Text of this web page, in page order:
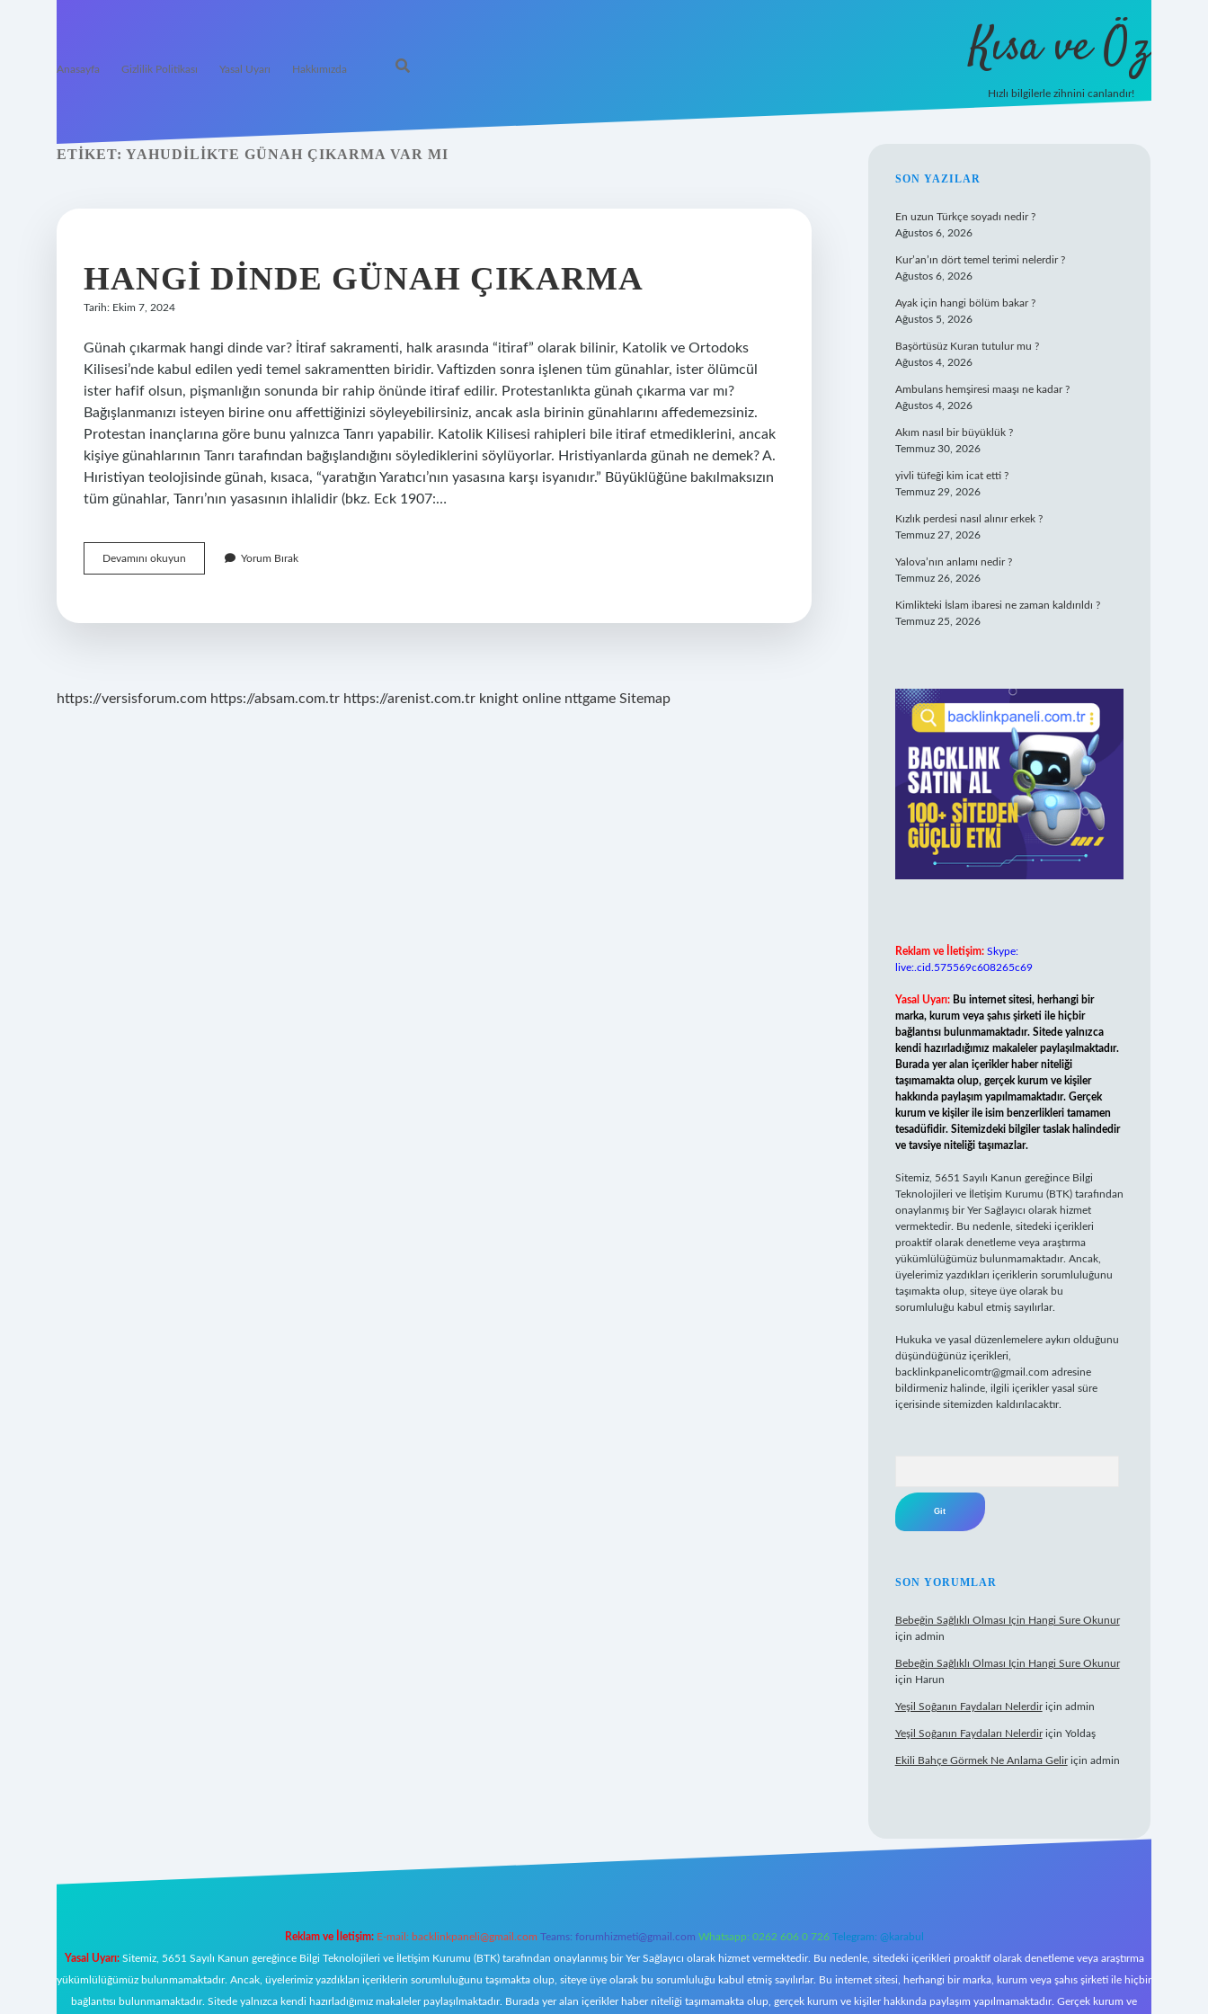
Anasayfa Gizlilik Politikası Yasal Uyarı Hakkımızda Kısa ve Öz
Hızlı bilgilerle zihnini canlandır!
ETIKET: YAHUDILIKTE GÜNAH ÇIKARMA VAR MI
HANGI DINDE GÜNAH ÇIKARMA
Tarih: Ekim 7, 2024
Günah çıkarmak hangi dinde var? İtiraf sakramenti, halk arasında “itiraf” olarak bilinir, Katolik ve Ortodoks
Kilisesi’nde kabul edilen yedi temel sakramentten biridir. Vaftizden sonra işlenen tüm günahlar, ister ölümcül
ister hafif olsun, pişmanlığın sonunda bir rahip önünde itiraf edilir. Protestanlıkta günah çıkarma var mı?
Bağışlanmanızı isteyen birine onu affettiğinizi söyleyebilirsiniz, ancak asla birinin günahlarını affedemezsiniz.
Protestan inançlarına göre bunu yalnızca Tanrı yapabilir. Katolik Kilisesi rahipleri bile itiraf etmediklerini, ancak
kişiye günahlarının Tanrı tarafından bağışlandığını söylediklerini söylüyorlar. Hristiyanlarda günah ne demek? A.
Hıristiyan teolojisinde günah, kısaca, “yaratığın Yaratıcı’nın yasasına karşı isyanıdır.” Büyüklüğüne bakılmaksızın
tüm günahlar, Tanrı’nın yasasının ihlalidir (bkz. Eck 1907:…
Devamını okuyun
Dinde
Yorum Bırak
https://versisforum.com https://absam.com.tr https://arenist.com.tr knight online nttgame Sitemap
SIDEBAR
SON YAZILAR
En uzun Türkçe soyadı nedir ?
Ağustos 6, 2026
Kur’an’ın dört temel terimi nelerdir ?
Ağustos 6, 2026
Ayak için hangi bölüm bakar ?
Ağustos 5, 2026
Başörtüsüz Kuran tutulur mu ?
Ağustos 4, 2026
Ambulans hemşiresi maaşı ne kadar ?
Ağustos 4, 2026
Akım nasıl bir büyüklük ?
Temmuz 30, 2026
yivli tüfeği kim icat etti ?
Temmuz 29, 2026
Kızlık perdesi nasıl alınır erkek ?
Temmuz 27, 2026
Yalova’nın anlamı nedir ?
Temmuz 26, 2026
Kimlikteki İslam ibaresi ne zaman kaldırıldı ?
Temmuz 25, 2026
Reklam ve İletişim: Skype:
live:.cid.575569c608265c69
Yasal Uyarı: Bu internet sitesi, herhangi bir
marka, kurum veya şahıs şirketi ile hiçbir
bağlantısı bulunmamaktadır. Sitede yalnızca
kendi hazırladığımız makaleler paylaşılmaktadır.
Burada yer alan içerikler haber niteliği
taşımamakta olup, gerçek kurum ve kişiler
hakkında paylaşım yapılmamaktadır. Gerçek
kurum ve kişiler ile isim benzerlikleri tamamen
tesadüfidir. Sitemizdeki bilgiler taslak halindedir
ve tavsiye niteliği taşımazlar.
Sitemiz, 5651 Sayılı Kanun gereğince Bilgi
Teknolojileri ve İletişim Kurumu (BTK) tarafından
onaylanmış bir Yer Sağlayıcı olarak hizmet
vermektedir. Bu nedenle, sitedeki içerikleri
proaktif olarak denetleme veya araştırma
yükümlülüğümüz bulunmamaktadır. Ancak,
üyelerimiz yazdıkları içeriklerin sorumluluğunu
taşımakta olup, siteye üye olarak bu
sorumluluğu kabul etmiş sayılırlar.
Hukuka ve yasal düzenlemelere aykırı olduğunu
düşündüğünüz içerikleri,
backlinkpanelicomtr@gmail.com adresine
bildirmeniz halinde, ilgili içerikler yasal süre
içerisinde sitemizden kaldırılacaktır.
SON YORUMLAR
Bebeğin Sağlıklı Olması Için Hangi Sure Okunur
için admin
Bebeğin Sağlıklı Olması Için Hangi Sure Okunur
için Harun
Yeşil Soğanın Faydaları Nelerdiriçin admin
Yeşil Soğanın Faydaları Nelerdiriçin Yoldaş
Ekili Bahçe Görmek Ne Anlama Geliriçin admin
Reklam ve İletişim: E-mail: backlinkpaneli@gmail.com Teams: forumhizmeti@gmail.com Whatsapp: 0262 606 0 726 Telegram: @karabul
Yasal Uyarı:Sitemiz, 5651 Sayılı Kanun gereğince Bilgi Teknolojileri ve İletişim Kurumu (BTK) tarafından onaylanmış bir Yer Sağlayıcı olarak hizmet vermektedir. Bu nedenle, sitedeki içerikleri proaktif olarak denetleme veya araştırma
yükümlülüğümüz bulunmamaktadır. Ancak, üyelerimiz yazdıkları içeriklerin sorumluluğunu taşımakta olup, siteye üye olarak bu sorumluluğu kabul etmiş sayılırlar. Bu internet sitesi, herhangi bir marka, kurum veya şahıs şirketi ile hiçbir
bağlantısı bulunmamaktadır. Sitede yalnızca kendi hazırladığımız makaleler paylaşılmaktadır. Burada yer alan içerikler haber niteliği taşımamakta olup, gerçek kurum ve kişiler hakkında paylaşım yapılmamaktadır. Gerçek kurum ve